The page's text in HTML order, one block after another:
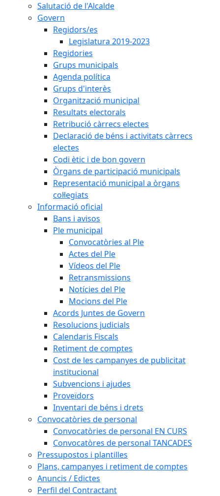
Salutació de l'Alcalde
Govern
Regidors/es
Legislatura 2019-2023
Regidories
Grups municipals
Agenda política
Grups d'interès
Organització municipal
Resultats electorals
Retribució càrrecs electes
Declaració de béns i activitats càrrecs
electes
Codi ètic i de bon govern
Òrgans de participació municipals
Representació municipal a òrgans
col·legiats
Informació oficial
Bans i avisos
Ple municipal
Convocatòries al Ple
Actes del Ple
Vídeos del Ple
Retransmissions
Notícies del Ple
Mocions del Ple
Acords Juntes de Govern
Resolucions judicials
Calendaris Fiscals
Retiment de comptes
Cost de les campanyes de publicitat
institucional
Subvencions i ajudes
Proveïdors
Inventari de béns i drets
Convocatòries de personal
Convocatòries de personal EN CURS
Convocatòres de personal TANCADES
Pressupostos i plantilles
Plans, campanyes i retiment de comptes
Anuncis / Edictes
Perfil del Contractant